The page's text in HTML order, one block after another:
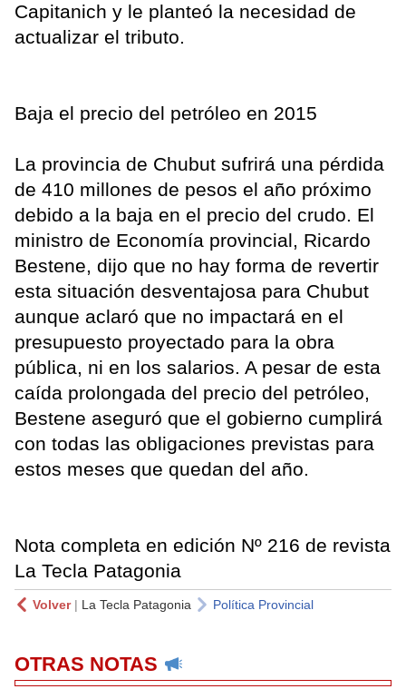
Capitanich y le planteó la necesidad de
actualizar el tributo.
Baja el precio del petróleo en 2015
La provincia de Chubut sufrirá una pérdida
de 410 millones de pesos el año próximo
debido a la baja en el precio del crudo. El
ministro de Economía provincial, Ricardo
Bestene, dijo que no hay forma de revertir
esta situación desventajosa para Chubut
aunque aclaró que no impactará en el
presupuesto proyectado para la obra
pública, ni en los salarios. A pesar de esta
caída prolongada del precio del petróleo,
Bestene aseguró que el gobierno cumplirá
con todas las obligaciones previstas para
estos meses que quedan del año.
Nota completa en edición Nº 216 de revista
La Tecla Patagonia
Volver| La Tecla Patagonia Política Provincial
OTRAS NOTAS